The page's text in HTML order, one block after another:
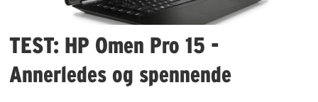
TEST: HP Omen Pro 15 -
Annerledes og spennende